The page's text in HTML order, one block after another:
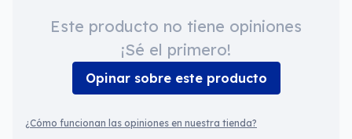
Este producto no tiene opiniones
¡Sé el primero!
Opinar sobre este producto
¿Cómo funcionan las opiniones en nuestra tienda?